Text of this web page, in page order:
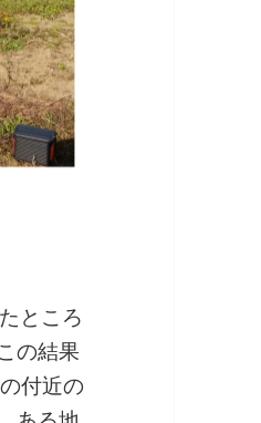
ところ
の結果
付近の